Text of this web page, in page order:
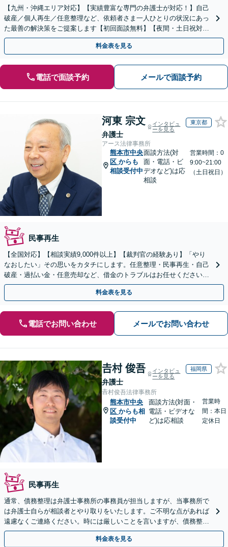
【九州・沖縄エリア対応】【実績豊富な専門の弁護士が対応！】自己
破産／個人再生／任意整理など、依頼者さま一人ひとりの状況にあっ
た最善の解決策をご提案します【初回面談無料】【夜間・土日祝対応
可】【ビデオ面談可】
料金表を見る
電話で面談予約 メールで面談予約
河東 宗文
弁護士
インタビュ
ーを見る
東京都
アース法律事務所
熊本市中央
区 からも
相談受付中
面談方法(対
面・電話・ビ
デオなど)は応
相談
営業時間：0
9:00~21:00
（土日祝日）
民事再生
【全国対応】【相談実績9,000件以上】【裁判官の経験あり】「やり
なおしたい」その思いをカタチにします。任意整理・民事再生・自己
破産・過払い金・任意売却など、借金のトラブルはお任せください。
【初回相談無料】【全国対応可能】
料金表を見る
電話でお問い合わせ メールでお問い合わせ
𠮷村 俊吾
弁護士
インタビュ
ーを見る
福岡県
𠮷村俊吾法律事務所
熊本市中央
区 からも相
談受付中
面談方法(対面・
電話・ビデオな
ど)は応相談
営業時
間：本日
定休日
民事再生
通常、債務整理は弁護士事務所の事務員が担当しますが、当事務所で
は弁護士自らが相談者とやり取りをいたします。ご不明な点があれば
遠慮なくご連絡ください。時には厳しいことを言いますが、債務整理
には相談者様のご協力が必要不可欠です。
料金表を見る